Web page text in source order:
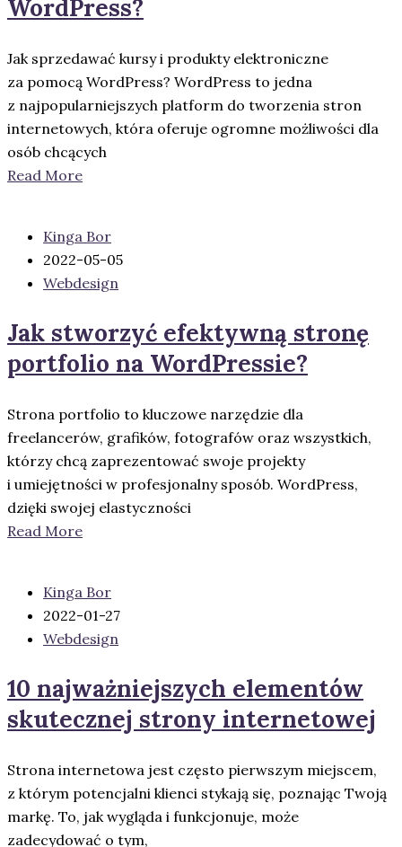
WordPress?
Jak sprzedawać kursy i produkty elektroniczne
za pomocą WordPress? WordPress to jedna
z najpopularniejszych platform do tworzenia stron
internetowych, która oferuje ogromne możliwości dla
osób chcących
Read More
Kinga Bor
2022-05-05
Webdesign
Jak stworzyć efektywną stronę
portfolio na WordPressie?
Strona portfolio to kluczowe narzędzie dla
freelancerów, grafików, fotografów oraz wszystkich,
którzy chcą zaprezentować swoje projekty
i umiejętności w profesjonalny sposób. WordPress,
dzięki swojej elastyczności
Read More
Kinga Bor
2022-01-27
Webdesign
10 najważniejszych elementów
skutecznej strony internetowej
Strona internetowa jest często pierwszym miejscem,
z którym potencjalni klienci stykają się, poznając Twoją
markę. To, jak wygląda i funkcjonuje, może
zadecydować o tym,